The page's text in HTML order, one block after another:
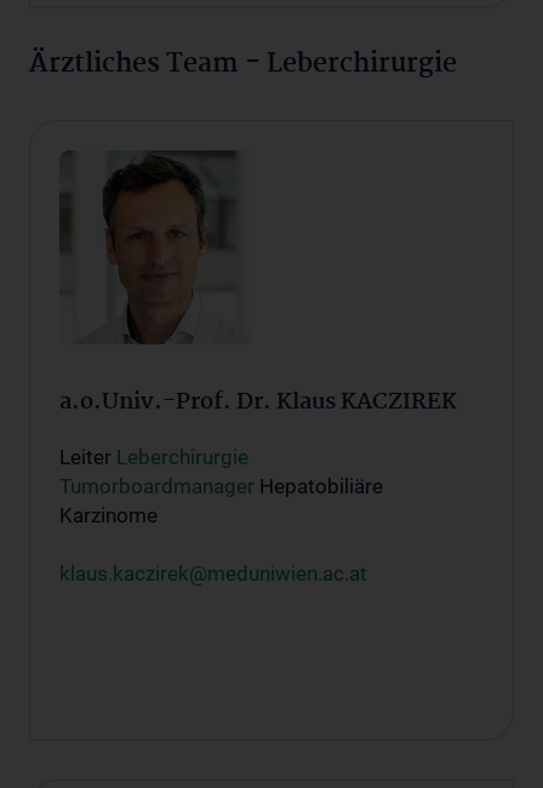
Ärztliches Team - Leberchirurgie
a.o.Univ.-Prof. Dr. Klaus KACZIREK
Leiter Leberchirurgie
Tumorboardmanager Hepatobiliäre
Karzinome
klaus.kaczirek@meduniwien.ac.at